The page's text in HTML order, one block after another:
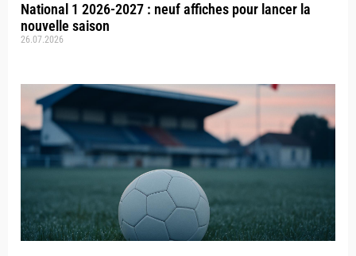
National 1 2026-2027 : neuf affiches pour lancer la
nouvelle saison
26.07.2026